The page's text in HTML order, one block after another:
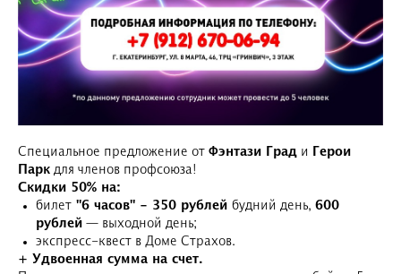
Специальное предложение от Фэнтази Град и
Герои
Парк для членов профсоюза!
Скидки 50% на:
билет "6 часов" - 350 рублей будний день, 600
рублей — выходной день;
экспресс-квест в Доме Страхов.
+ Удвоенная сумма на счет.